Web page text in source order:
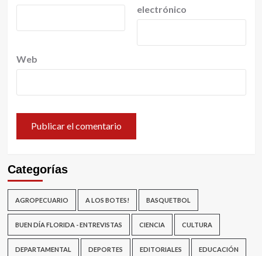
electrónico
Web
Categorías
AGROPECUARIO A LOS BOTES! BASQUETBOL
BUEN DÍA FLORIDA - ENTREVISTAS CIENCIA CULTURA
DEPARTAMENTAL DEPORTES EDITORIALES EDUCACIÓN